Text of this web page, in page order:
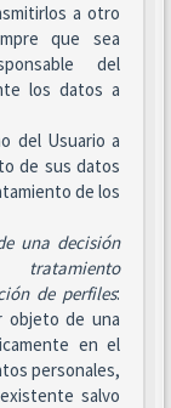
a otro
que sea
del
los datos a
del Usuario a
de sus datos
de los
una decisión
de perfiles:
objeto de una
en el
personales,
salvo